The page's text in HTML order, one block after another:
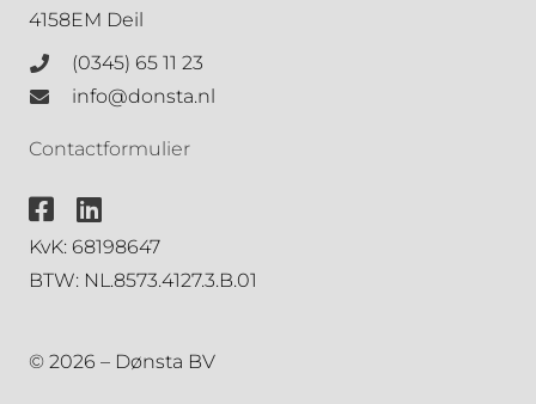
4158EM Deil
(0345) 65 11 23
info@donsta.nl
Contactformulier
KvK: 68198647
BTW: NL.8573.4127.3.B.01
© 2026 – Dønsta BV